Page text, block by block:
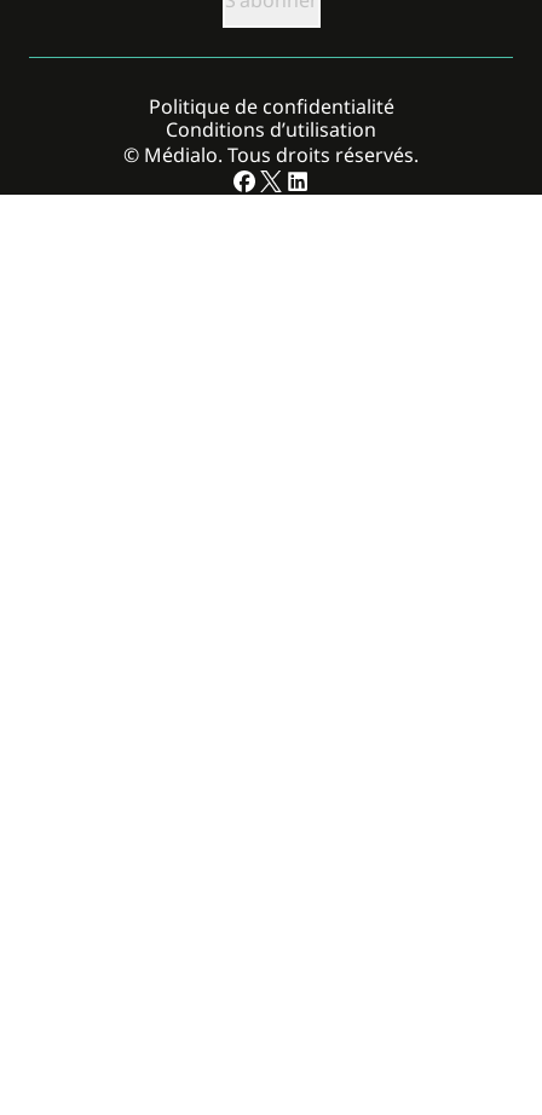
© Médialo. Tous droits réservés.
Politique de confidentialité
Conditions d’utilisation